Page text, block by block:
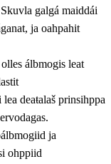
galgá maiddái
ja oahpahit
álbmogis leat
deaŧalaš prinsihppa
ja
ohppiid